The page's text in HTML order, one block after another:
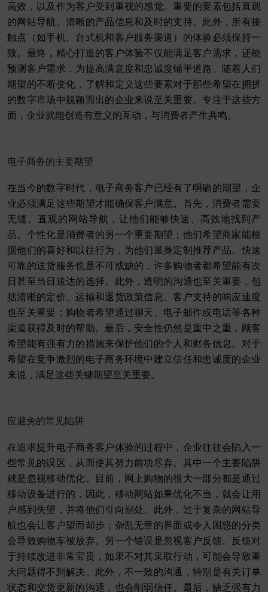
高效，以及作为客户受到重视的感觉。重要的要素包括直观
的网站导航、清晰的产品信息和及时的支持。此外，所有接
触点（如手机、台式机和客户服务渠道）的体验必须保持一
致。最终，精心打造的客户体验不仅能满足客户需求，还能
预测客户需求，为提高满意度和忠诚度铺平道路。随着人们
期望的不断变化，了解和定义这些要素对于那些希望在拥挤
的数字市场中脱颖而出的企业来说至关重要。专注于这些方
面，企业就能创造有意义的互动，与消费者产生共鸣。
电子商务的主要期望
在当今的数字时代，电子商务客户已经有了明确的期望，企
业必须满足这些期望才能确保客户满意。首先，消费者需要
无缝、直观的网站导航，让他们能够快速、高效地找到产
品。个性化是消费者的另一个重要期望；他们希望商家能根
据他们的喜好和以往行为，为他们量身定制推荐产品。快速
可靠的送货服务也是不可或缺的，许多购物者都希望能有次
日甚至当日送达的选择。此外，透明的沟通也至关重要，包
括清晰的定价、运输和退货政策信息。客户支持的响应速度
也至关重要；购物者希望通过聊天、电子邮件或电话等各种
渠道获得及时的帮助。最后，安全性仍然是重中之重，顾客
希望能有强有力的措施来保护他们的个人和财务信息。对于
希望在竞争激烈的电子商务环境中建立信任和忠诚度的企业
来说，满足这些关键期望至关重要。
应避免的常见陷阱
在追求提升电子商务客户体验的过程中，企业往往会陷入一
些常见的误区，从而使其努力前功尽弃。其中一个主要陷阱
就是忽视移动优化。目前，网上购物的很大一部分都是通过
移动设备进行的，因此，移动网站如果优化不当，就会让用
户感到失望，并将他们引向别处。此外，过于复杂的网站导
航也会让客户望而却步；杂乱无章的界面或令人困惑的分类
会导致购物车被放弃。另一个错误是忽视客户反馈。反馈对
于持续改进非常宝贵，如果不对其采取行动，可能会导致重
大问题得不到解决。此外，不一致的沟通，特别是有关订单
状态和交货更新的沟通，也会削弱信任。最后，缺乏强有力